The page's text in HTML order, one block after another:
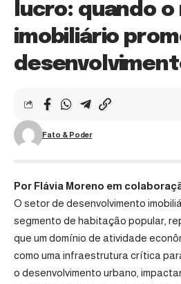
lucro: quando
imobiliário
Fato & Poder
Por Flávia Moreno em
O setor de desenvolvimento
segmento de habitação popular,
que um domínio de atividade
como uma infraestrutura crítica
o desenvolvimento urbano,